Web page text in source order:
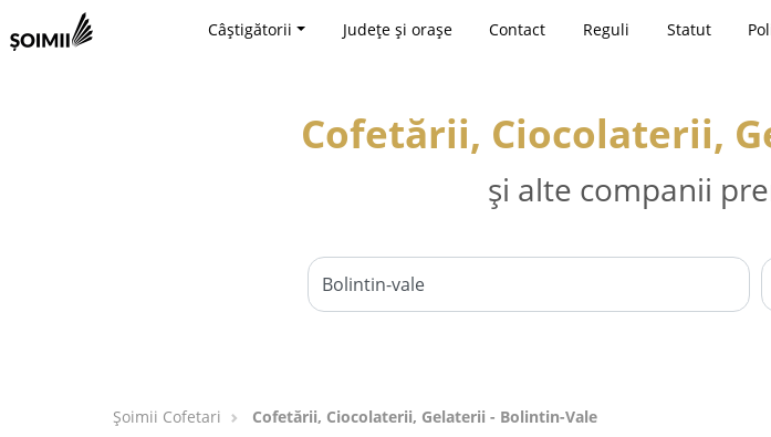
Câștigătorii Județe și orașe Contact Reguli Statut
Cofetării, Ciocolaterii,
și alte companii
Șoimii Cofetari Cofetării, Ciocolaterii, Gelaterii - Bolintin-Vale